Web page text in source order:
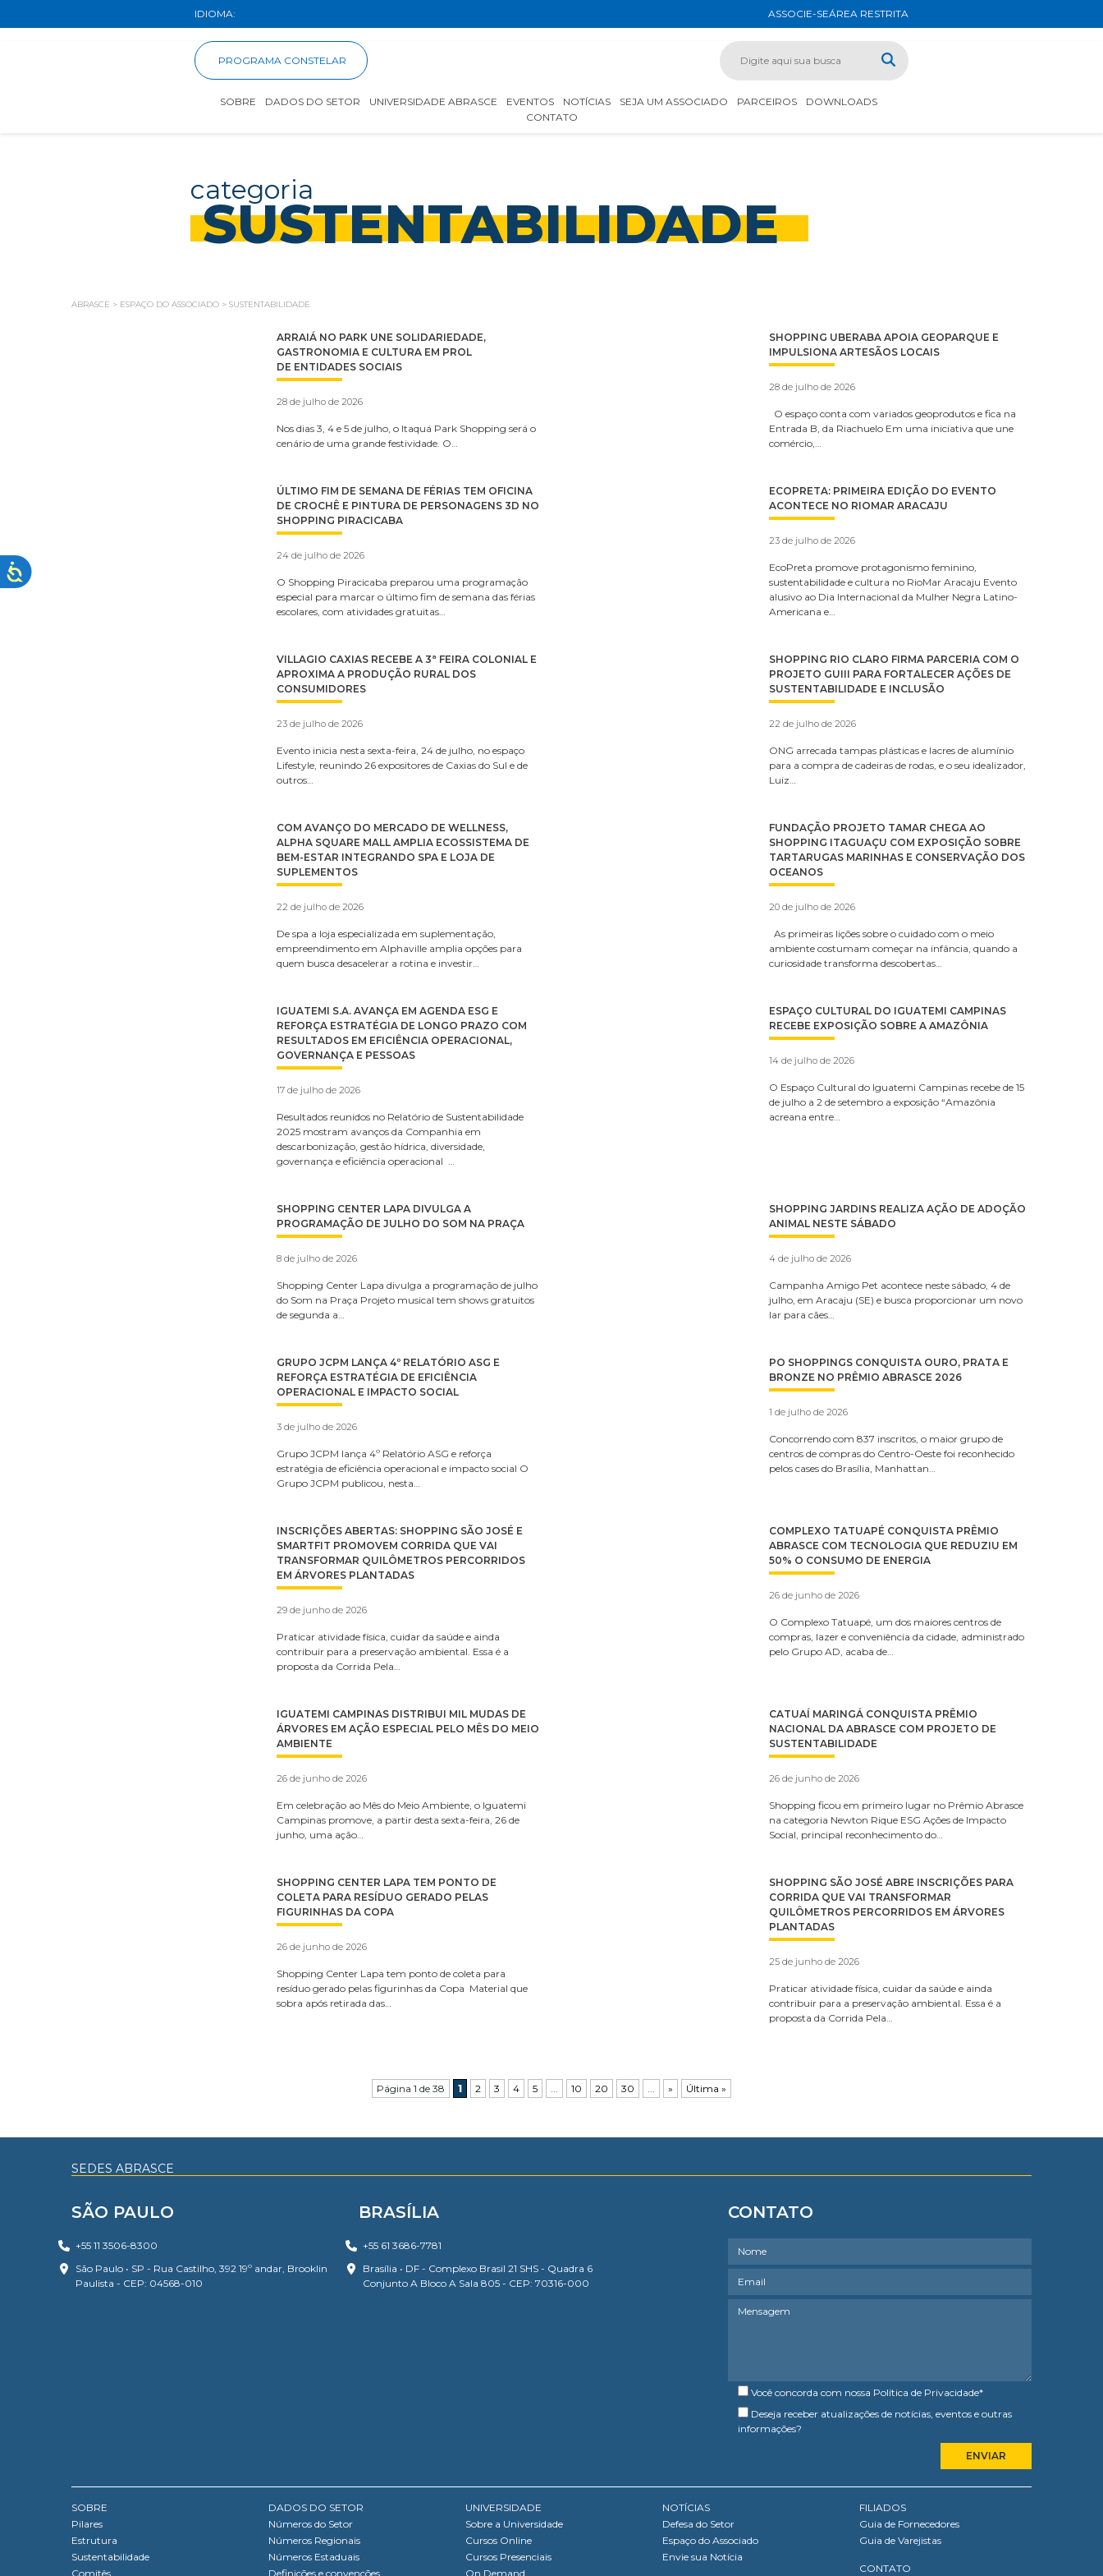
IDIOMA: ASSOCIE-SEÁREA RESTRITA
PROGRAMA CONSTELAR
SOBRE DADOS DO SETOR UNIVERSIDADE ABRASCE EVENTOS NOTÍCIAS SEJA UM ASSOCIADO PARCEIROS
DOWNLOADS
CONTATO
categoria
SUSTENTABILIDADE
ABRASCE > ESPAÇO DO ASSOCIADO > SUSTENTABILIDADE
ARRAIÁ NO PARK UNE SOLIDARIEDADE,
GASTRONOMIA E CULTURA EM PROL
DE ENTIDADES SOCIAIS
28 de julho de 2026
Nos dias 3, 4 e 5 de julho, o Itaquá Park Shopping será o
cenário de uma grande festividade. O…
SHOPPING UBERABA APOIA GEOPARQUE E
IMPULSIONA ARTESÃOS LOCAIS
28 de julho de 2026
O espaço conta com variados geoprodutos e fica na
Entrada B, da Riachuelo Em uma iniciativa que une
comércio,…
ÚLTIMO FIM DE SEMANA DE FÉRIAS TEM OFICINA
DE CROCHÊ E PINTURA DE PERSONAGENS 3D NO
SHOPPING PIRACICABA
24 de julho de 2026
O Shopping Piracicaba preparou uma programação
especial para marcar o último fim de semana das férias
escolares, com atividades gratuitas…
ECOPRETA: PRIMEIRA EDIÇÃO DO EVENTO
ACONTECE NO RIOMAR ARACAJU
23 de julho de 2026
EcoPreta promove protagonismo feminino,
sustentabilidade e cultura no RioMar Aracaju Evento
alusivo ao Dia Internacional da Mulher Negra Latino-
Americana e…
VILLAGIO CAXIAS RECEBE A 3ª FEIRA COLONIAL E
APROXIMA A PRODUÇÃO RURAL DOS
CONSUMIDORES
23 de julho de 2026
Evento inicia nesta sexta-feira, 24 de julho, no espaço
Lifestyle, reunindo 26 expositores de Caxias do Sul e de
outros…
SHOPPING RIO CLARO FIRMA PARCERIA COM O
PROJETO GUIII PARA FORTALECER AÇÕES DE
SUSTENTABILIDADE E INCLUSÃO
22 de julho de 2026
ONG arrecada tampas plásticas e lacres de alumínio
para a compra de cadeiras de rodas, e o seu idealizador,
Luiz…
COM AVANÇO DO MERCADO DE WELLNESS,
ALPHA SQUARE MALL AMPLIA ECOSSISTEMA DE
BEM-ESTAR INTEGRANDO SPA E LOJA DE
SUPLEMENTOS
22 de julho de 2026
De spa a loja especializada em suplementação,
empreendimento em Alphaville amplia opções para
quem busca desacelerar a rotina e investir…
FUNDAÇÃO PROJETO TAMAR CHEGA AO
SHOPPING ITAGUAÇU COM EXPOSIÇÃO SOBRE
TARTARUGAS MARINHAS E CONSERVAÇÃO DOS
OCEANOS
20 de julho de 2026
As primeiras lições sobre o cuidado com o meio
ambiente costumam começar na infância, quando a
curiosidade transforma descobertas…
IGUATEMI S.A. AVANÇA EM AGENDA ESG E
REFORÇA ESTRATÉGIA DE LONGO PRAZO COM
RESULTADOS EM EFICIÊNCIA OPERACIONAL,
GOVERNANÇA E PESSOAS
17 de julho de 2026
Resultados reunidos no Relatório de Sustentabilidade
2025 mostram avanços da Companhia em
descarbonização, gestão hídrica, diversidade,
governança e eficiência operacional …
ESPAÇO CULTURAL DO IGUATEMI CAMPINAS
RECEBE EXPOSIÇÃO SOBRE A AMAZÔNIA
14 de julho de 2026
O Espaço Cultural do Iguatemi Campinas recebe de 15
de julho a 2 de setembro a exposição “Amazônia
acreana entre…
SHOPPING CENTER LAPA DIVULGA A
PROGRAMAÇÃO DE JULHO DO SOM NA PRAÇA
8 de julho de 2026
Shopping Center Lapa divulga a programação de julho
do Som na Praça Projeto musical tem shows gratuitos
de segunda a…
SHOPPING JARDINS REALIZA AÇÃO DE ADOÇÃO
ANIMAL NESTE SÁBADO
4 de julho de 2026
Campanha Amigo Pet acontece neste sábado, 4 de
julho, em Aracaju (SE) e busca proporcionar um novo
lar para cães…
GRUPO JCPM LANÇA 4º RELATÓRIO ASG E
REFORÇA ESTRATÉGIA DE EFICIÊNCIA
OPERACIONAL E IMPACTO SOCIAL
3 de julho de 2026
Grupo JCPM lança 4º Relatório ASG e reforça
estratégia de eficiência operacional e impacto social O
Grupo JCPM publicou, nesta…
PO SHOPPINGS CONQUISTA OURO, PRATA E
BRONZE NO PRÊMIO ABRASCE 2026
1 de julho de 2026
Concorrendo com 837 inscritos, o maior grupo de
centros de compras do Centro-Oeste foi reconhecido
pelos cases do Brasília, Manhattan…
INSCRIÇÕES ABERTAS: SHOPPING SÃO JOSÉ E
SMARTFIT PROMOVEM CORRIDA QUE VAI
TRANSFORMAR QUILÔMETROS PERCORRIDOS
EM ÁRVORES PLANTADAS
29 de junho de 2026
Praticar atividade física, cuidar da saúde e ainda
contribuir para a preservação ambiental. Essa é a
proposta da Corrida Pela…
COMPLEXO TATUAPÉ CONQUISTA PRÊMIO
ABRASCE COM TECNOLOGIA QUE REDUZIU EM
50% O CONSUMO DE ENERGIA
26 de junho de 2026
O Complexo Tatuapé, um dos maiores centros de
compras, lazer e conveniência da cidade, administrado
pelo Grupo AD, acaba de…
IGUATEMI CAMPINAS DISTRIBUI MIL MUDAS DE
ÁRVORES EM AÇÃO ESPECIAL PELO MÊS DO MEIO
AMBIENTE
26 de junho de 2026
Em celebração ao Mês do Meio Ambiente, o Iguatemi
Campinas promove, a partir desta sexta-feira, 26 de
junho, uma ação…
CATUAÍ MARINGÁ CONQUISTA PRÊMIO
NACIONAL DA ABRASCE COM PROJETO DE
SUSTENTABILIDADE
26 de junho de 2026
Shopping ficou em primeiro lugar no Prêmio Abrasce
na categoria Newton Rique ESG Ações de Impacto
Social, principal reconhecimento do…
SHOPPING CENTER LAPA TEM PONTO DE
COLETA PARA RESÍDUO GERADO PELAS
FIGURINHAS DA COPA
26 de junho de 2026
Shopping Center Lapa tem ponto de coleta para
resíduo gerado pelas figurinhas da Copa Material que
sobra após retirada das…
SHOPPING SÃO JOSÉ ABRE INSCRIÇÕES PARA
CORRIDA QUE VAI TRANSFORMAR
QUILÔMETROS PERCORRIDOS EM ÁRVORES
PLANTADAS
25 de junho de 2026
Praticar atividade física, cuidar da saúde e ainda
contribuir para a preservação ambiental. Essa é a
proposta da Corrida Pela…
Página 1 de 38 1 2 3 4 5 10 20 30 » Última »
SEDES ABRASCE
SÃO PAULO
+55 11 3506-8300
São Paulo • SP - Rua Castilho, 392 19º andar, Brooklin
Paulista - CEP: 04568-010
BRASÍLIA
+55 61 3686-7781
Brasília • DF - Complexo Brasil 21 SHS - Quadra 6
Conjunto A Bloco A Sala 805 - CEP: 70316-000
CONTATO
Você concorda com nossa Política de Privacidade*
Deseja receber atualizações de notícias, eventos e outras
informações?
SOBRE
Pilares
Estrutura
Sustentabilidade
Comitês
DADOS DO SETOR
Números do Setor
Números Regionais
Números Estaduais
Definições e convenções
UNIVERSIDADE
Sobre a Universidade
Cursos Online
Cursos Presenciais
On Demand
NOTÍCIAS
Defesa do Setor
Espaço do Associado
Envie sua Notícia
FILIADOS
Guia de Fornecedores
Guia de Varejistas
CONTATO